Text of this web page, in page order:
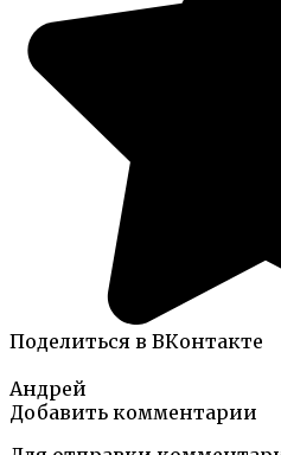
Поделиться в ВКонтакте
Андрей
Добавить комментарии